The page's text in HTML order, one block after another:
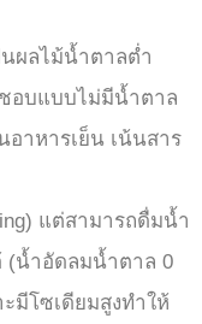
ผลไม้น้ำตาลต่ำ
อบแบบไม่มีน้ำตาล
อาหารเย็น เน้นสาร
แต่สามารถดื่มน้ำ
(น้ำอัดลมน้ำตาล 0
มีโซเดียมสูงทำให้